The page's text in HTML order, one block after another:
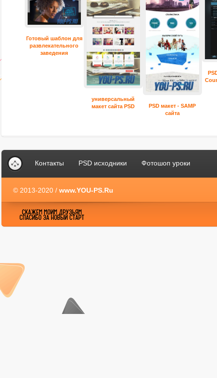
Готовый шаблон для
развлекательного
заведения
универсальный
макет сайта PSD
PSD макет - SAMP
сайта
Контакты PSD исходники Фотошоп уроки
© 2013-2020 / www.YOU-PS.Ru
YOU-PS.Ru